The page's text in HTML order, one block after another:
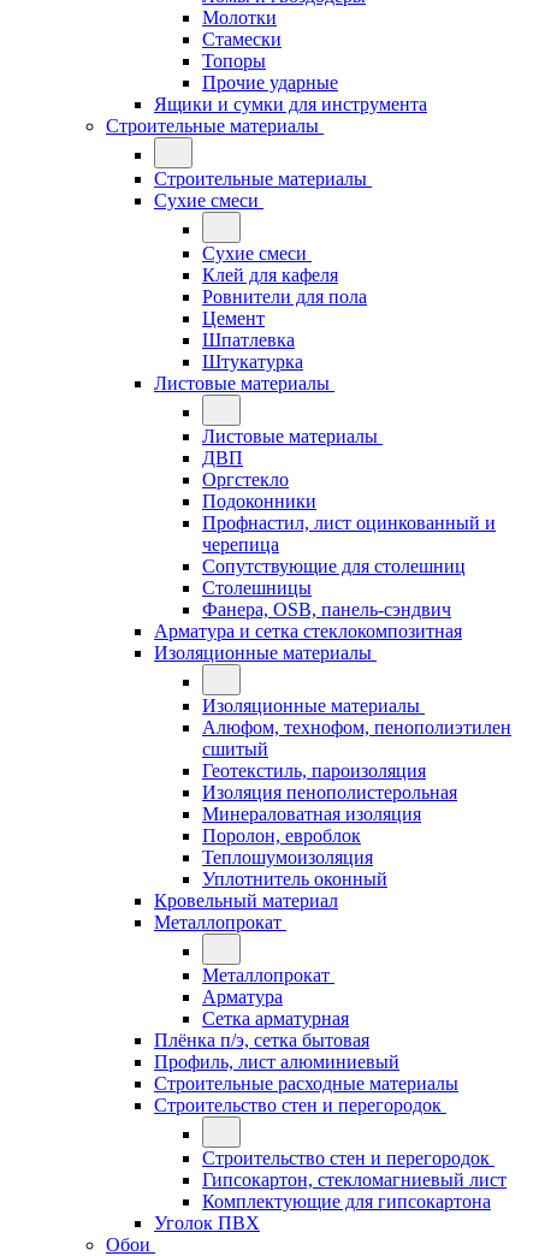
Молотки
Стамески
Топоры
Прочие ударные
Ящики и сумки для инструмента
Строительные материалы
Строительные материалы
Сухие смеси
Сухие смеси
Клей для кафеля
Ровнители для пола
Цемент
Шпатлевка
Штукатурка
Листовые материалы
Листовые материалы
ДВП
Оргстекло
Подоконники
Профнастил, лист оцинкованный и
черепица
Сопутствующие для столешниц
Столешницы
Фанера, OSB, панель-сэндвич
Арматура и сетка стеклокомпозитная
Изоляционные материалы
Изоляционные материалы
Алюфом, технофом, пенополиэтилен
сшитый
Геотекстиль, пароизоляция
Изоляция пенополистерольная
Минераловатная изоляция
Поролон, евроблок
Теплошумоизоляция
Уплотнитель оконный
Кровельный материал
Металлопрокат
Металлопрокат
Арматура
Сетка арматурная
Плёнка п/э, сетка бытовая
Профиль, лист алюминиевый
Строительные расходные материалы
Строительство стен и перегородок
Строительство стен и перегородок
Гипсокартон, стекломагниевый лист
Комплектующие для гипсокартона
Уголок ПВХ
Обои